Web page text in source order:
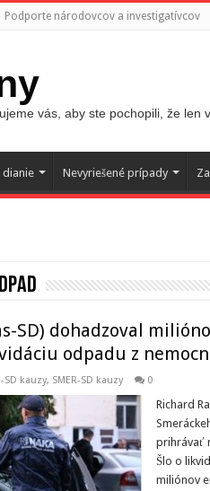
Podporte národovcov a investigatívcov
vás, aby ste pochopili, že
dianie Nevyriešené prípady
SD) dohadzoval
odpadu z
SD kauzy, SMER-SD kauzy 0
Richard
prihrávať
Šlo o
miliónov